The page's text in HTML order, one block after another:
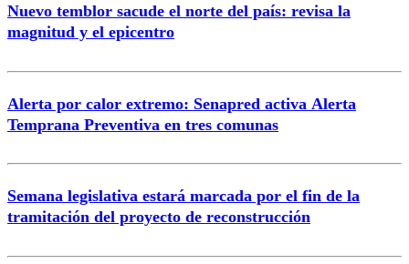
Nuevo temblor sacude el norte del país: revisa la
magnitud y el epicentro
Alerta por calor extremo: Senapred activa Alerta
Temprana Preventiva en tres comunas
Semana legislativa estará marcada por el fin de la
tramitación del proyecto de reconstrucción